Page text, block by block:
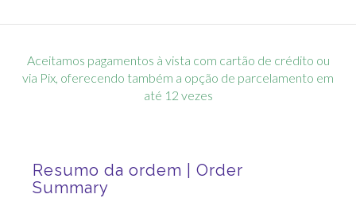
Aceitamos pagamentos à vista com cartão de crédito ou
via Pix, oferecendo também a opção de parcelamento em
até 12 vezes
Resumo da ordem | Order
Summary